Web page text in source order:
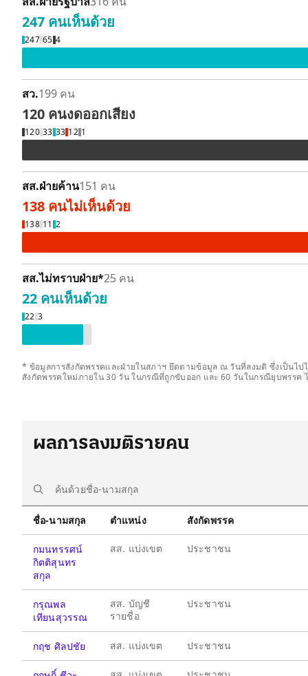
247 คนเห็นด้วย
247 65 4
สว.199 คน
120 คนงดออกเสียง
120 33 33 12 1
สส.ฝ่ายค้าน151 คน
138 คนไม่เห็นด้วย
138 11 2
สส.ไม่ทราบฝ่าย*รายละเอียด
25 คน
22 คนเห็นด้วย
22 3
เห็นด้วย 22 คน
ลา / ขาดลงมติ 3 คน
* ข้อมูลการสังกัดพรรคและฝ่ายในสภาฯ ยึดตามข้อมูล ณ วันที่ลงมติ ซึ่งเป็นไป
สังกัดพรรคใหม่ภายใน 30 วัน ในกรณีที่ถูกขับออก และ 60 วันในกรณียุบพรรค
ผลการลงมติรายคน
ชื่อ-นามสกุล ตำแหน่ง สังกัดพรรค
กมนทรรศน์
กิตติสุนทร
สกุล
สส. แบ่งเขต ประชาชน
กรุณพล
เทียนสุวรรณ
สส. บัญชี
รายชื่อ
ประชาชน
กฤช ศิลปชัย สส. แบ่งเขต ประชาชน